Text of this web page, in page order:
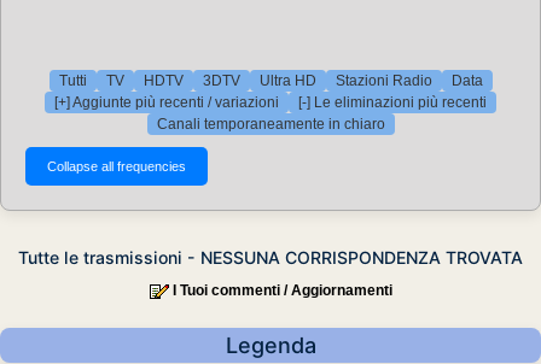
Tutti TV HDTV 3DTV Ultra HD Stazioni Radio
Data
[+] Aggiunte più recenti / variazioni
[-] Le eliminazioni più recenti
Canali temporaneamente in chiaro
Tutte le trasmissioni - NESSUNA CORRISPONDENZA TROVATA
I Tuoi commenti / Aggiornamenti
Legenda